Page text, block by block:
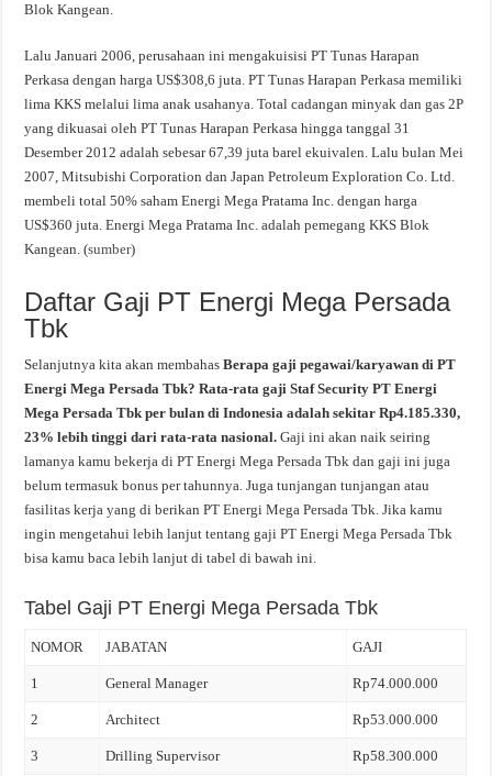
Blok Kangean.
Lalu Januari 2006, perusahaan ini mengakuisisi PT Tunas Harapan
Perkasa dengan harga US$308,6 juta. PT Tunas Harapan Perkasa memiliki
lima KKS melalui lima anak usahanya. Total cadangan minyak dan gas 2P
yang dikuasai oleh PT Tunas Harapan Perkasa hingga tanggal 31
Desember 2012 adalah sebesar 67,39 juta barel ekuivalen. Lalu bulan Mei
2007, Mitsubishi Corporation dan Japan Petroleum Exploration Co. Ltd.
membeli total 50% saham Energi Mega Pratama Inc. dengan harga
US$360 juta. Energi Mega Pratama Inc. adalah pemegang KKS Blok
Kangean. (sumber)
Daftar Gaji PT Energi Mega Persada
Tbk
Selanjutnya kita akan membahasBerapa gaji pegawai/karyawan di PT
Energi Mega Persada Tbk? Rata-rata gaji Staf Security PT Energi
Mega Persada Tbk per bulan di Indonesia adalah sekitar Rp4.185.330,
23% lebih tinggi dari rata-rata nasional.Gaji ini akan naik seiring
lamanya kamu bekerja di PT Energi Mega Persada Tbk dan gaji ini juga
belum termasuk bonus per tahunnya. Juga tunjangan tunjangan atau
fasilitas kerja yang di berikan PT Energi Mega Persada Tbk. Jika kamu
ingin mengetahui lebih lanjut tentang gaji PT Energi Mega Persada Tbk
bisa kamu baca lebih lanjut di tabel di bawah ini.
Tabel Gaji PT Energi Mega Persada Tbk
NOMOR JABATAN GAJI
1 General Manager Rp74.000.000
2 Architect Rp53.000.000
3 Drilling Supervisor Rp58.300.000